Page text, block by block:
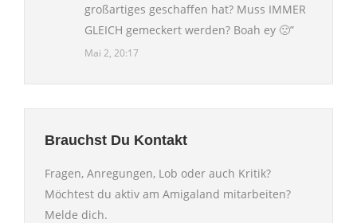
großartiges geschaffen hat? Muss IMMER
GLEICH gemeckert werden? Boah ey 🙁”
Mai 2, 20:17
Brauchst Du Kontakt
Fragen, Anregungen, Lob oder auch Kritik?
Möchtest du aktiv am Amigaland mitarbeiten?
Melde dich.